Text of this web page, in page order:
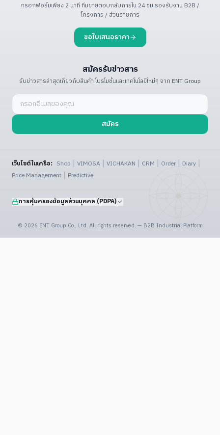
กรอกฟอร์มเพียง 2 นาที ทีมขายตอบกลับภายใน 24 ชม.รองรับงาน B2B /
โครงการ / ส่วนราชการ
ขอใบเสนอราคา
สมัครรับข่าวสาร
รับข่าวสารล่าสุดเกี่ยวกับสินค้า โปรโมชั่นและเทคโนโลยีใหม่ๆ จาก ENT Group
สมัคร
เว็บไซต์ในเครือ: Shop | VIMOSA | VICHAKAN | CRM | Order | Diary |
Price Management | Predictive
การคุ้มครองข้อมูลส่วนบุคคล (PDPA)
© 2026 ENT Group Co., Ltd. All rights reserved. — B2B Industrial Platform